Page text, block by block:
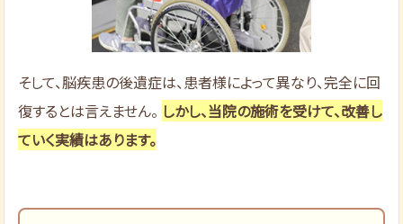
そして、脳疾患の後遺症は、患者様によって異なり、完全に回
復するとは言えません。 しかし、当院の施術を受けて、改善し
ていく実績はあります。